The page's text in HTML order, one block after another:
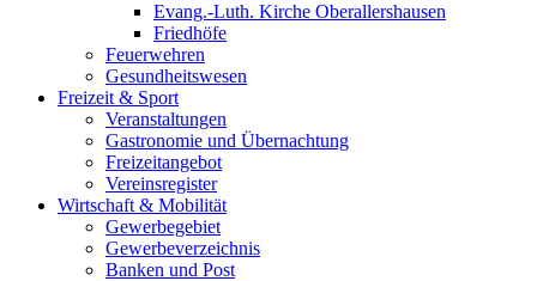
Evang.-Luth. Kirche Oberallershausen
Friedhöfe
Feuerwehren
Gesundheitswesen
Freizeit & Sport
Veranstaltungen
Gastronomie und Übernachtung
Freizeitangebot
Vereinsregister
Wirtschaft & Mobilität
Gewerbegebiet
Gewerbeverzeichnis
Banken und Post